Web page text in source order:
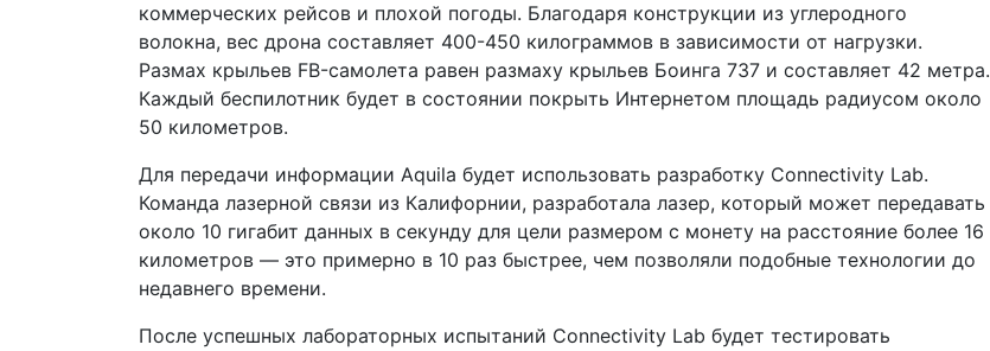
коммерческих рейсов и плохой погоды. Благодаря конструкции из углеродного
волокна, вес дрона составляет 400-450 килограммов в зависимости от нагрузки.
Размах крыльев FB-самолета равен размаху крыльев Боинга 737 и составляет 42 метра.
Каждый беспилотник будет в состоянии покрыть Интернетом площадь радиусом около
50 километров.
Для передачи информации Aquila будет использовать разработку Connectivity Lab.
Команда лазерной связи из Калифорнии, разработала лазер, который может передавать
около 10 гигабит данных в секунду для цели размером с монету на расстояние более 16
километров — это примерно в 10 раз быстрее, чем позволяли подобные технологии до
недавнего времени.
После успешных лабораторных испытаний Connectivity Lab будет тестировать